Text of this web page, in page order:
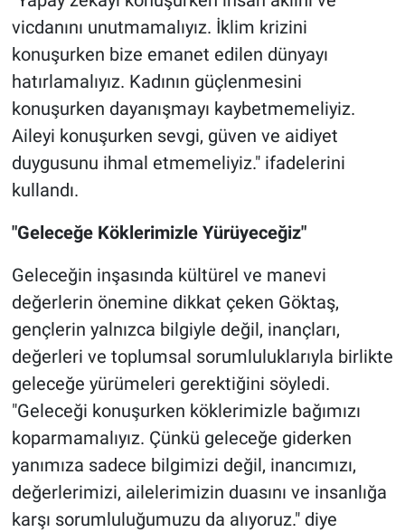
vicdanını unutmamalıyız. İklim krizini
konuşurken bize emanet edilen dünyayı
hatırlamalıyız. Kadının güçlenmesini
konuşurken dayanışmayı kaybetmemeliyiz.
Aileyi konuşurken sevgi, güven ve aidiyet
duygusunu ihmal etmemeliyiz." ifadelerini
kullandı.
"Geleceğe Köklerimizle Yürüyeceğiz"
Geleceğin inşasında kültürel ve manevi
değerlerin önemine dikkat çeken Göktaş,
gençlerin yalnızca bilgiyle değil, inançları,
değerleri ve toplumsal sorumluluklarıyla birlikte
geleceğe yürümeleri gerektiğini söyledi.
"Geleceği konuşurken köklerimizle bağımızı
koparmamalıyız. Çünkü geleceğe giderken
yanımıza sadece bilgimizi değil, inancımızı,
değerlerimizi, ailelerimizin duasını ve insanlığa
karşı sorumluluğumuzu da alıyoruz." diye